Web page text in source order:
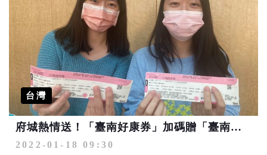
台灣
府城熱情送！「臺南好康券」加碼贈「臺南夜市券」
2022-01-18 09:30